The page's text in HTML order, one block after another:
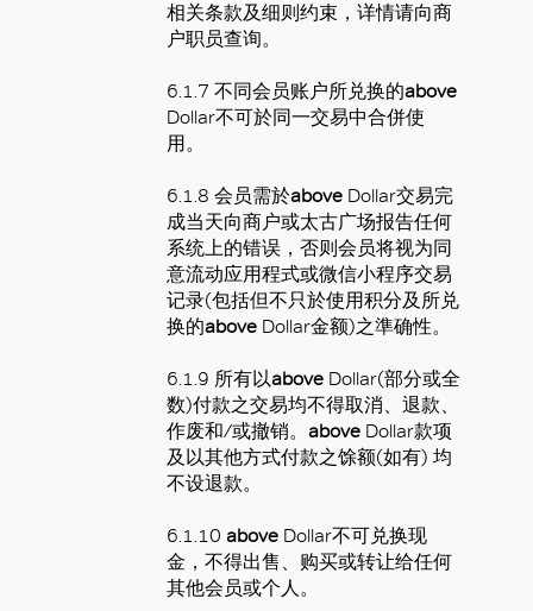
相关条款及细则约束，详情请向商
户职员查询。
6.1.7 不同会员账户所兑换的above
Dollar不可於同一交易中合併使
用。
6.1.8 会员需於above Dollar交易完
成当天向商户或太古广场报告任何
系统上的错误，否则会员将视为同
意流动应用程式或微信小程序交易
记录(包括但不只於使用积分及所兑
换的above Dollar金额)之準确性。
6.1.9 所有以above Dollar(部分或全
数)付款之交易均不得取消、退款、
作废和/或撤销。 above Dollar款项
及以其他方式付款之馀额(如有) 均
不设退款。
6.1.10 above Dollar不可兑换现
金，不得出售、购买或转让给任何
其他会员或个人。